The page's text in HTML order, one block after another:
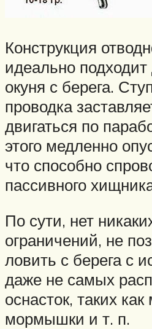
Конструкция
идеально
окуня с берега.
проводка
двигаться по
этого медленно
что способно
пассивного
По сути, нет
ограничений, не
ловить с берега с
даже не самых
оснасток, таких
мормышки и т. п.